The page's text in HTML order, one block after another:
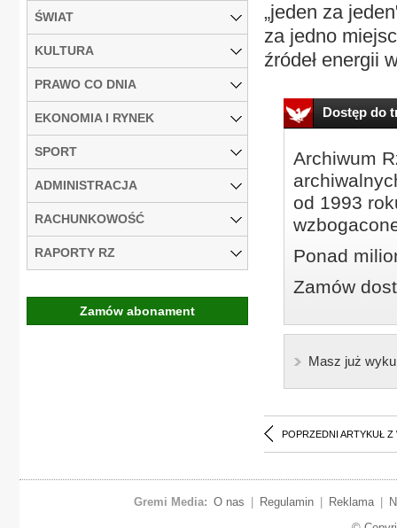
„jeden za
za jedno
źródeł energii
Dostęp do
Archiwum
od 1993
Ponad
Zamów
Masz już
POPRZEDNI ARTYKUŁ Z
ŚWIAT
KULTURA
PRAWO CO DNIA
EKONOMIA I RYNEK
SPORT
ADMINISTRACJA
RACHUNKOWOŚĆ
RAPORTY RZ
Zamów abonament
Gremi Media: O nas Regulamin Reklama